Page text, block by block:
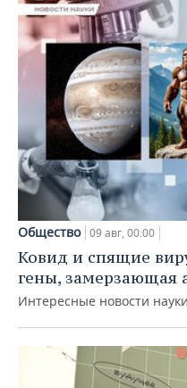
Общество 09 авг, 00:00
Ковид и спящие
гены, замерзающая
Интересные новости